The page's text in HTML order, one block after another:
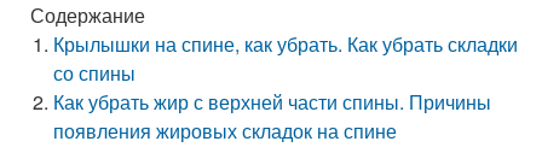
Содержание
Крылышки на спине, как убрать. Как убрать складки
со спины
Как убрать жир с верхней части спины. Причины
появления жировых складок на спине